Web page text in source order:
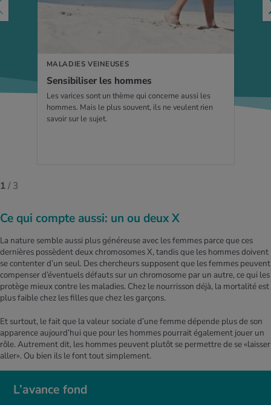
MALADIES VEINEUSES
Sen­si­bi­li­ser les hommes
Les varices sont un thème qui concerne aussi les
hommes. Mais le plus souvent, ils ne veulent rien
savoir sur le sujet.
1/ 3
L’avance fond
Ce qui compte aussi: un ou deux X
La nature semble aussi plus généreuse avec les femmes parce que ces
dernières possèdent deux chromosomes X, tandis que les hommes doivent
se contenter d’un seul. Des chercheurs supposent que les femmes peuvent
compenser d’éventuels défauts sur un chromosome par un autre, ce qui les
protège mieux contre les maladies. Chez le nourrisson déjà, la mortalité est
plus faible chez les filles que chez les garçons.
Et surtout, le fait que la valeur sociale d’une femme dépende plus de son
apparence aujourd’hui que pour les hommes pourrait également jouer un
rôle. Autrement dit, les hommes peuvent plutôt se permettre de se «laisser
aller». Ou bien ils le font tout simplement.